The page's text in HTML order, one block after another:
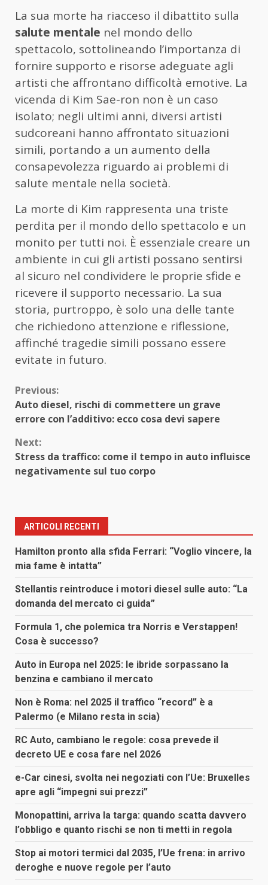
La sua morte ha riacceso il dibattito sulla
salute mentale nel mondo dello
spettacolo, sottolineando l’importanza di
fornire supporto e risorse adeguate agli
artisti che affrontano difficoltà emotive. La
vicenda di Kim Sae-ron non è un caso
isolato; negli ultimi anni, diversi artisti
sudcoreani hanno affrontato situazioni
simili, portando a un aumento della
consapevolezza riguardo ai problemi di
salute mentale nella società.
La morte di Kim rappresenta una triste
perdita per il mondo dello spettacolo e un
monito per tutti noi. È essenziale creare un
ambiente in cui gli artisti possano sentirsi
al sicuro nel condividere le proprie sfide e
ricevere il supporto necessario. La sua
storia, purtroppo, è solo una delle tante
che richiedono attenzione e riflessione,
affinché tragedie simili possano essere
evitate in futuro.
Continue
Reading
Previous:
Auto diesel, rischi di commettere un grave
errore con l’additivo: ecco cosa devi sapere
Next:
Stress da traffico: come il tempo in auto influisce
negativamente sul tuo corpo
ARTICOLI RECENTI
Hamilton pronto alla sfida Ferrari: “Voglio vincere, la
mia fame è intatta”
Stellantis reintroduce i motori diesel sulle auto: “La
domanda del mercato ci guida”
Formula 1, che polemica tra Norris e Verstappen!
Cosa è successo?
Auto in Europa nel 2025: le ibride sorpassano la
benzina e cambiano il mercato
Non è Roma: nel 2025 il traffico “record” è a
Palermo (e Milano resta in scia)
RC Auto, cambiano le regole: cosa prevede il
decreto UE e cosa fare nel 2026
e-Car cinesi, svolta nei negoziati con l’Ue: Bruxelles
apre agli “impegni sui prezzi”
Monopattini, arriva la targa: quando scatta davvero
l’obbligo e quanto rischi se non ti metti in regola
Stop ai motori termici dal 2035, l’Ue frena: in arrivo
deroghe e nuove regole per l’auto